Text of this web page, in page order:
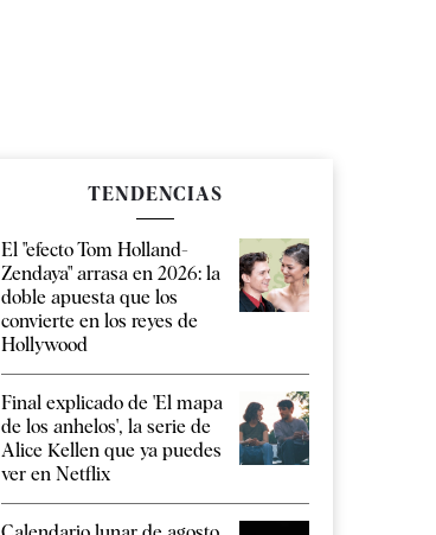
TENDENCIAS
El "efecto Tom Holland-
Zendaya" arrasa en 2026: la
doble apuesta que los
convierte en los reyes de
Hollywood
Final explicado de 'El mapa
de los anhelos', la serie de
Alice Kellen que ya puedes
ver en Netflix